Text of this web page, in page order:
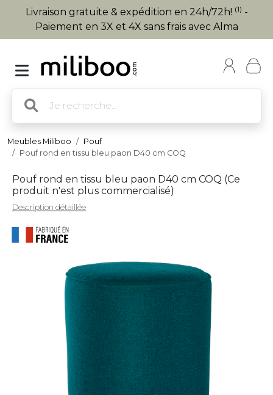
Livraison gratuite & expédition en 24h/72h! (1) -
Paiement en 3X et 4X sans frais avec Alma
Meubles Miliboo
Pouf
Pouf rond en tissu bleu paon D40 cm COQ
Pouf rond en tissu bleu paon D40 cm COQ (Ce
produit n'est plus commercialisé)
Description détaillée